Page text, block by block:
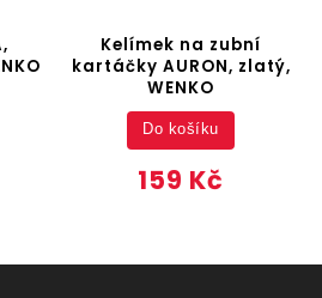
Kelímek na zubní
kartáčky AURON, zlatý,
WENKO
159 Kč
Do košíku